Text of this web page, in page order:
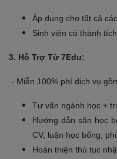
Áp dụng cho tất cả
Sinh viên có thành
3. Hỗ Trợ Từ 7Edu:
- Miễn 100% phí dịch vụ
Tư vấn ngành học +
Hướng dẫn săn học
CV, luận học bổng,
Hoàn thiện thủ tục